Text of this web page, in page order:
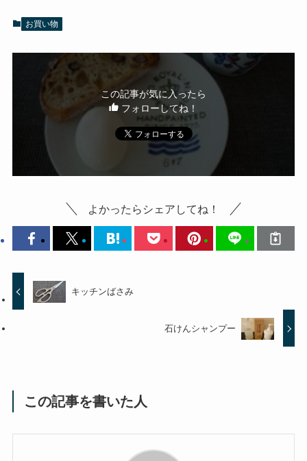
お買い物
この記事が気に入ったら
フォローしてね！
よかったらシェアしてね！
キッチンばさみ
石けんシャンプー
この記事を書いた人